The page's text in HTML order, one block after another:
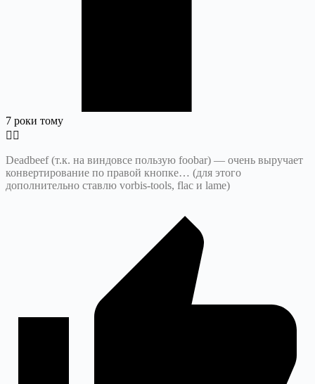
7 роки тому
Deadbeef (т.к. на виндовсе пользую foobar) — очень выручает
конвертирование по правой кнопке… (для этого
дополнительно ставлю vorbis-tools, flac и lame)